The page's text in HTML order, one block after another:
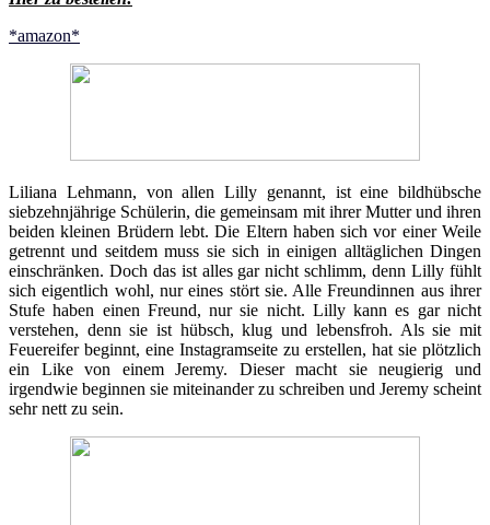
*amazon*
Liliana Lehmann, von allen Lilly genannt, ist eine bildhübsche
siebzehnjährige Schülerin, die gemeinsam mit ihrer Mutter und ihren
beiden kleinen Brüdern lebt. Die Eltern haben sich vor einer Weile
getrennt und seitdem muss sie sich in einigen alltäglichen Dingen
einschränken. Doch das ist alles gar nicht schlimm, denn Lilly fühlt
sich eigentlich wohl, nur eines stört sie. Alle Freundinnen aus ihrer
Stufe haben einen Freund, nur sie nicht. Lilly kann es gar nicht
verstehen, denn sie ist hübsch, klug und lebensfroh. Als sie mit
Feuereifer beginnt, eine Instagramseite zu erstellen, hat sie plötzlich
ein Like von einem Jeremy. Dieser macht sie neugierig und
irgendwie beginnen sie miteinander zu schreiben und Jeremy scheint
sehr nett zu sein.